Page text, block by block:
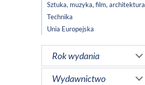
Sztuka, muzyka, film, architektura
Technika
Unia Europejska
Rok wydania
Wydawnictwo